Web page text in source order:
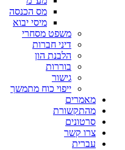
מס הכנסה
מיסי יבוא
משפט מסחרי
דיני חברות
הלבנת הון
בוררות
גישור
ייפוי כוח מתמשך
מאמרים
מהתקשורת
סרטונים
צרו קשר
עברית